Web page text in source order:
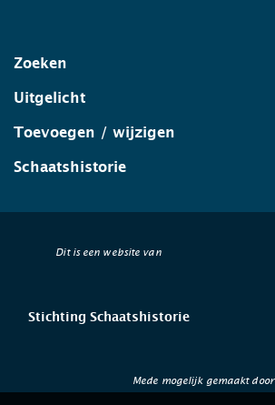
Zoeken
Uitgelicht
Toevoegen / wijzigen
Schaatshistorie
Dit is een website van
Stichting Schaatshistorie
Mede mogelijk gemaakt door